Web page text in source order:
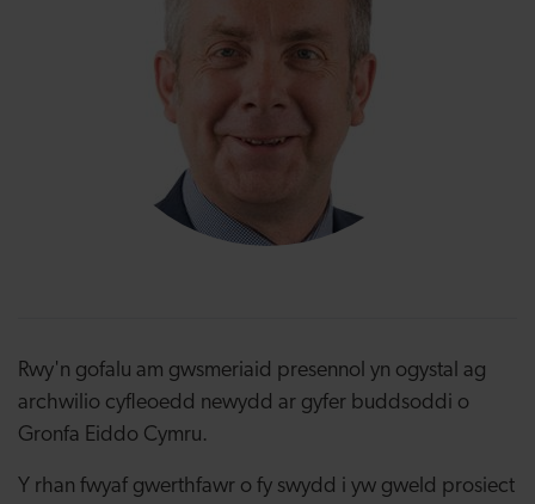
Rwy'n gofalu am gwsmeriaid presennol yn ogystal ag
archwilio cyfleoedd newydd ar gyfer buddsoddi o
Gronfa Eiddo Cymru.
Y rhan fwyaf gwerthfawr o fy swydd i yw gweld prosiect